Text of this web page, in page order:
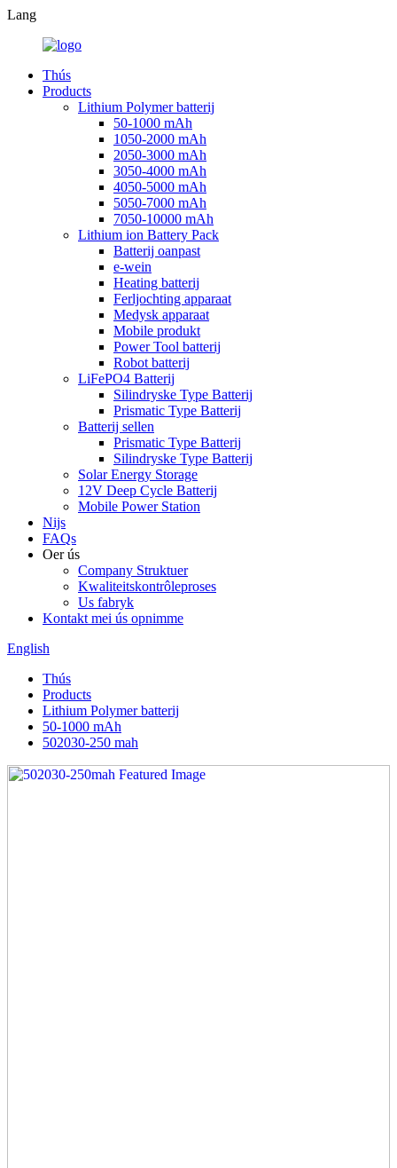
Lang
Thús
Products
Lithium Polymer batterij
50-1000 mAh
1050-2000 mAh
2050-3000 mAh
3050-4000 mAh
4050-5000 mAh
5050-7000 mAh
7050-10000 mAh
Lithium ion Battery Pack
Batterij oanpast
e-wein
Heating batterij
Ferljochting apparaat
Medysk apparaat
Mobile produkt
Power Tool batterij
Robot batterij
LiFePO4 Batterij
Silindryske Type Batterij
Prismatic Type Batterij
Batterij sellen
Prismatic Type Batterij
Silindryske Type Batterij
Solar Energy Storage
12V Deep Cycle Batterij
Mobile Power Station
Nijs
FAQs
Oer ús
Company Struktuer
Kwaliteitskontrôleproses
Us fabryk
Kontakt mei ús opnimme
English
Thús
Products
Lithium Polymer batterij
50-1000 mAh
502030-250 mah